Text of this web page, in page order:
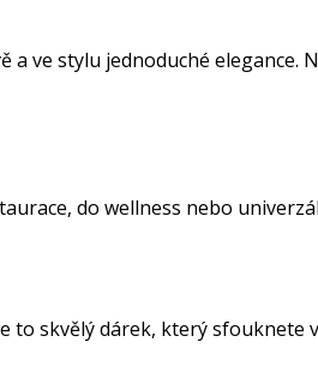
ve stylu jednoduché
do wellness nebo
skvělý dárek, který sfouknete